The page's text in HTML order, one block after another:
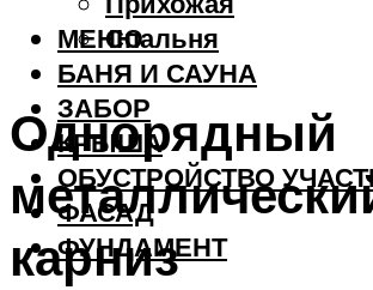
Спальня
БАНЯ И САУНА
ЗАБОР
КРЫША
ОБУСТРОЙСТВО
ФАСАД
ФУНДАМЕНТ
МЕНЮ
Однорядный
карниз